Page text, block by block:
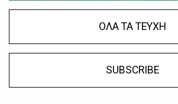
ΟΛΑ ΤΑ ΤΕΥΧΗ
SUBSCRIBE